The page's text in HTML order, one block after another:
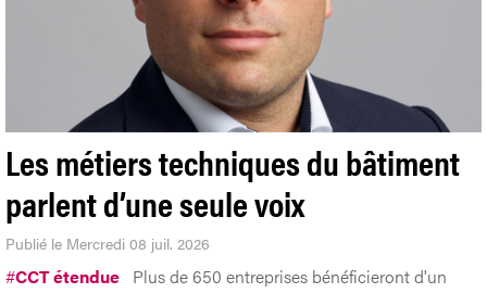
Les métiers techniques du bâtiment
parlent d’une seule voix
Publié le Mercredi 08 juil. 2026
#CCT étendue Plus de 650 entreprises bénéficieront d'un